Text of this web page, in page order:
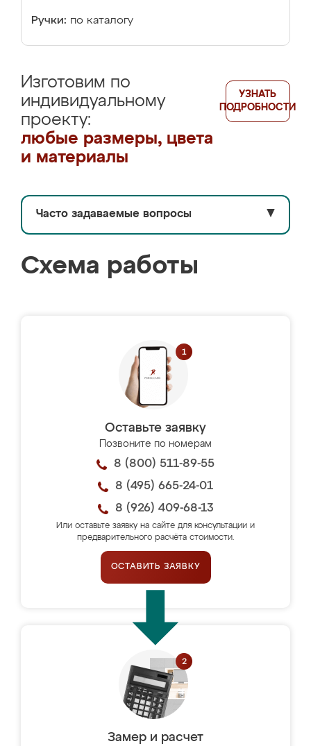
Ручки: по каталогу
Изготовим по
индивидуальному
проекту:
любые размеры, цвета
и материалы
УЗНАТЬ
ПОДРОБНОСТИ
Часто задаваемые вопросы ▼
Схема работы
Оставьте заявку
Позвоните по номерам
8 (800) 511-89-55
8 (495) 665-24-01
8 (926) 409-68-13
Или оставьте заявку на сайте для консультации и
предварительного расчёта стоимости.
ОСТАВИТЬ ЗАЯВКУ
Замер и расчет